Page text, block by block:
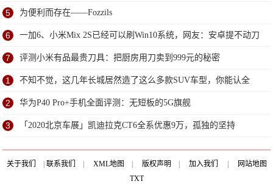
5 为便利而存在——Fozzils
6 一加6、小米Mix 2S已经可以刷Win10系统，网友：安卓提不动刀
了？
7 评测小米有品最贵刀具：把厨房用刀卖到999元的秘密
1 不知不觉，这几年长城居然造了这么多款SUV车型，你能认全
吗？
2 华为P40 Pro+手机全面评测：无短板的5G旗舰
3 「2020北京车展」凯迪拉克CT6全系优惠9万，孤独的坚持
关于我们 联系我们 XML地图 版权声明 加入我们
网站地图
TXT